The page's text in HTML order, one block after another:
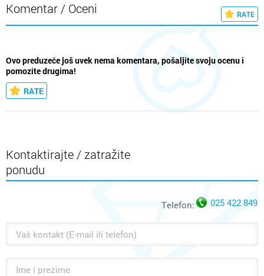
Komentar / Oceni RATE
Ovo preduzeće još uvek nema komentara, pošaljite svoju ocenu i
pomozite drugima!
RATE
Kontaktirajte / zatražite
ponudu
Telefon: 025 422 849